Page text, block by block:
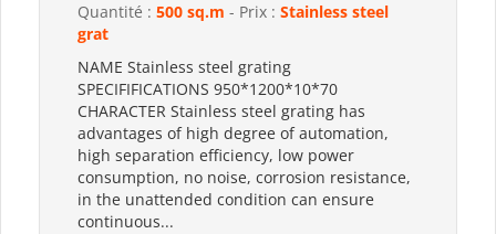
Quantité : 500 sq.m - Prix : Stainless steel
grat
NAME Stainless steel grating
SPECIFIFICATIONS 950*1200*10*70
CHARACTER Stainless steel grating has
advantages of high degree of automation,
high separation efficiency, low power
consumption, no noise, corrosion resistance,
in the unattended condition can ensure
continuous...